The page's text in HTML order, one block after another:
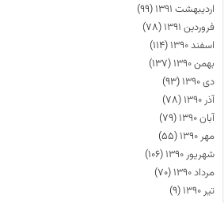
اردیبهشت ۱۳۹۱
(۹۹)
فروردین ۱۳۹۱
(۷۸)
اسفند ۱۳۹۰
(۱۱۴)
بهمن ۱۳۹۰
(۱۳۷)
دی ۱۳۹۰
(۹۳)
آذر ۱۳۹۰
(۷۸)
آبان ۱۳۹۰
(۷۹)
مهر ۱۳۹۰
(۵۵)
شهریور ۱۳۹۰
(۱۰۶)
مرداد ۱۳۹۰
(۷۰)
تیر ۱۳۹۰
(۹)